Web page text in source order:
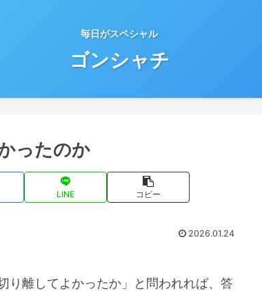
毎日がスペシャル
ゴンシャチ
ったのか
LINE コピー
2026.01.24
り離してよかったか」と問われれば、答